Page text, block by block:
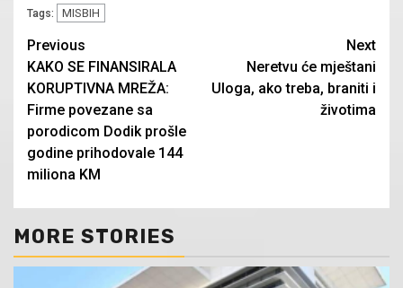
Tags: MISBIH
Continue
Reading
Previous
KAKO SE FINANSIRALA
KORUPTIVNA MREŽA:
Firme povezane sa
porodicom Dodik prošle
godine prihodovale 144
miliona KM
Next
Neretvu će mještani
Uloga, ako treba, braniti i
životima
MORE STORIES